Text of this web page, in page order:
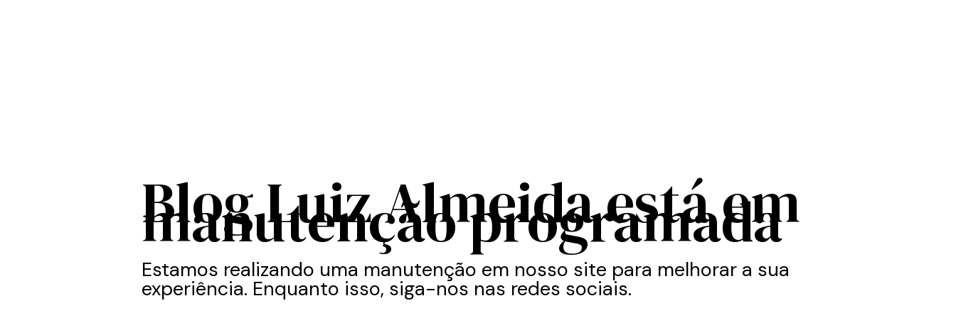
Blog Luiz Almeida está em
manutenção programada
Estamos realizando uma manutenção em nosso site para melhorar a sua
experiência. Enquanto isso, siga-nos nas redes sociais.